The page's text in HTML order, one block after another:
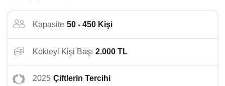
Kapasite 50 - 450 Kişi
Kokteyl Kişi Başı 2.000 TL
2025 Çiftlerin Tercihi